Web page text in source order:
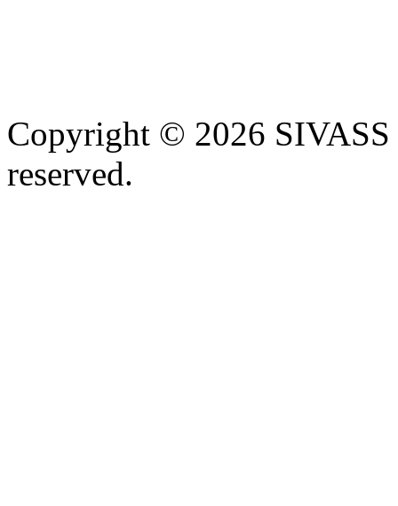
Copyright © 2026
reserved.